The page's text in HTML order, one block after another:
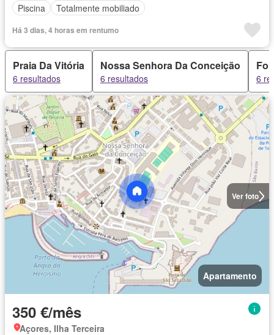
Piscina
Totalmente mobiliado
Há 3 dias, 4 horas em rentumo
Praia Da Vitória
6 resultados
Nossa Senhora Da Conceição
6 resultados 6
Ver foto
Apartamento
350 €/mês
Açores, Ilha Terceira